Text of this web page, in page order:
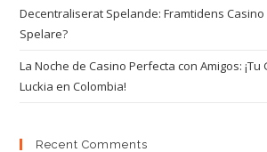
Decentraliserat Spelande: Framtidens
Spelare?
La Noche de Casino Perfecta con Amigos:
Luckia en Colombia!
Recent Comments